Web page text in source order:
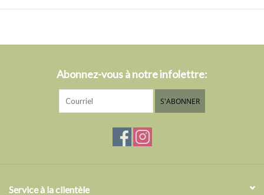
Abonnez-vous à notre infolettre:
S'ABONNER
Service à la clientèle